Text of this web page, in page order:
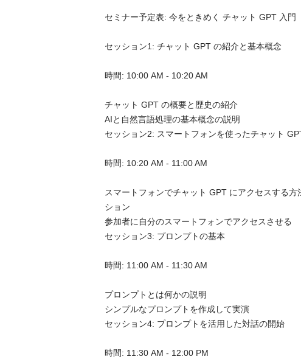
セミナー予定表: 今をときめく チャット GPT 入門
セッション1: チャット GPT の紹介と基本概念
時間: 10:00 AM - 10:20 AM
チャット GPT の概要と歴史の紹介
AIと自然言語処理の基本概念の説明
セッション2: スマートフォンを使ったチャット
時間: 10:20 AM - 11:00 AM
スマートフォンでチャット GPT にアクセスする方
ション
参加者に自分のスマートフォンでアクセスさせる
セッション3: プロンプトの基本
時間: 11:00 AM - 11:30 AM
プロンプトとは何かの説明
シンプルなプロンプトを作成して実演
セッション4: プロンプトを活用した対話の開始
時間: 11:30 AM - 12:00 PM